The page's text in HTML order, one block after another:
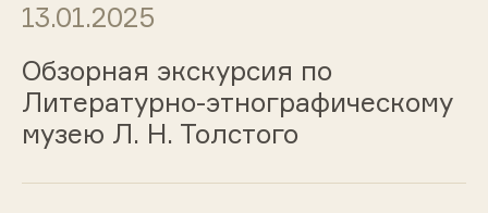
13.01.2025
Обзорная экскурсия по
Литературно-этнографическому
музею Л. Н. Толстого